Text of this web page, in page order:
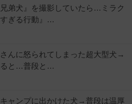
弟犬』を撮影していたら…ミラク
ぎる行動』…
んに怒られてしまった超大型犬→
ると…普段と…
ャンプに出かけた犬→普段は温厚